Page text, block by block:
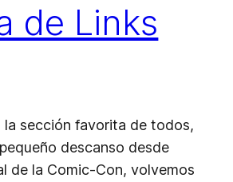
de Links
la sección favorita de todos,
descanso desde
de la Comic-Con, volvemos